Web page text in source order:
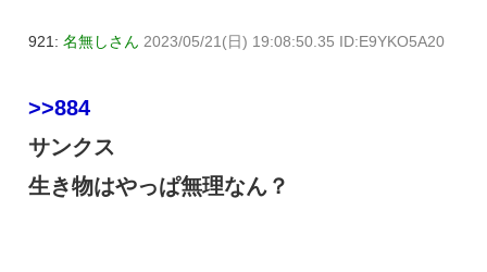
921: 名無しさん 2023/05/21(日) 19:08:50.35 ID:E9YKO5A20
>>884
サンクス
生き物はやっぱ無理なん？